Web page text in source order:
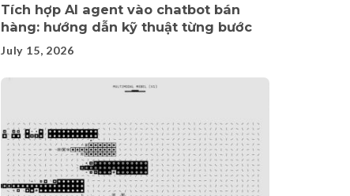
Tích hợp AI agent vào chatbot bán
hàng: hướng dẫn kỹ thuật từng bước
July 15, 2026